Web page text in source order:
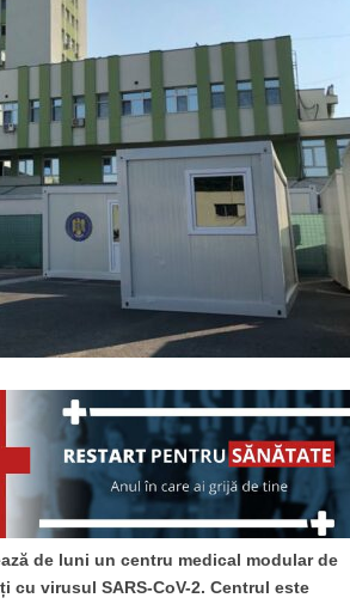
de luni un centru medical modular de
virusul SARS-CoV-2. Centrul este